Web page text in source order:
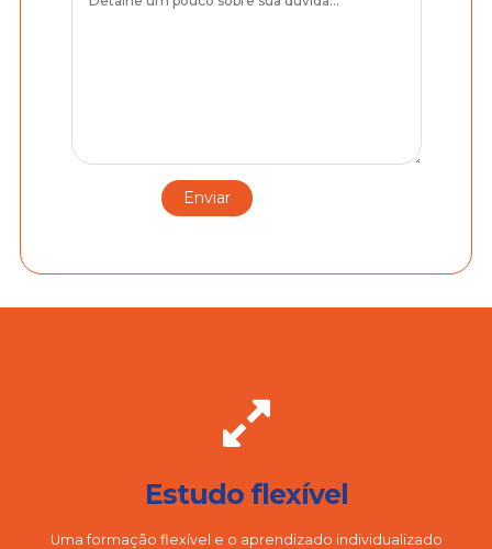
Estudo flexível
Uma formação flexível e o aprendizado individualizado